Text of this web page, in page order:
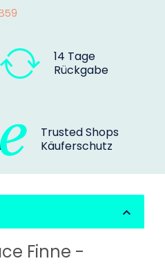
14 Tage
Rückgabe
Trusted Shops
Käuferschutz
Finne -